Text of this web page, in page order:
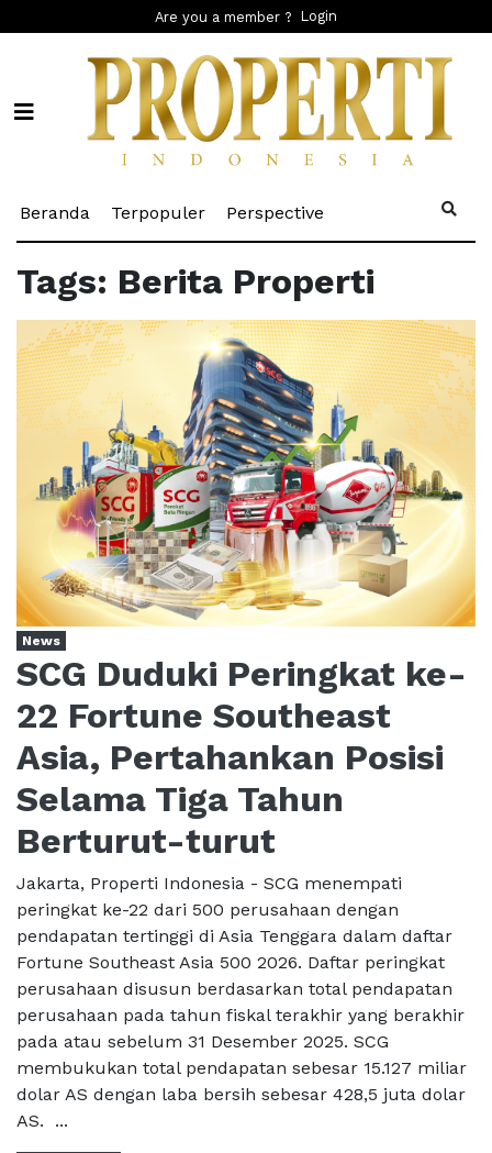
Are you a member ? Login
Beranda (current)
Terpopuler(current)
Perspective
Tags: Berita Properti
News
SCG Duduki Peringkat ke-
22 Fortune Southeast
Asia, Pertahankan Posisi
Selama Tiga Tahun
Berturut-turut
Jakarta, Properti Indonesia - SCG menempati
peringkat ke-22 dari 500 perusahaan dengan
pendapatan tertinggi di Asia Tenggara dalam daftar
Fortune Southeast Asia 500 2026. Daftar peringkat
perusahaan disusun berdasarkan total pendapatan
perusahaan pada tahun fiskal terakhir yang berakhir
pada atau sebelum 31 Desember 2025. SCG
membukukan total pendapatan sebesar 15.127 miliar
dolar AS dengan laba bersih sebesar 428,5 juta dolar
AS. ...